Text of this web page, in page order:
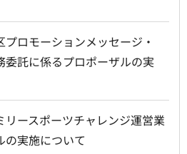
プロモーションメッセージ・
委託に係るプロポーザルの実
リースポーツチャレンジ運営業
の実施について